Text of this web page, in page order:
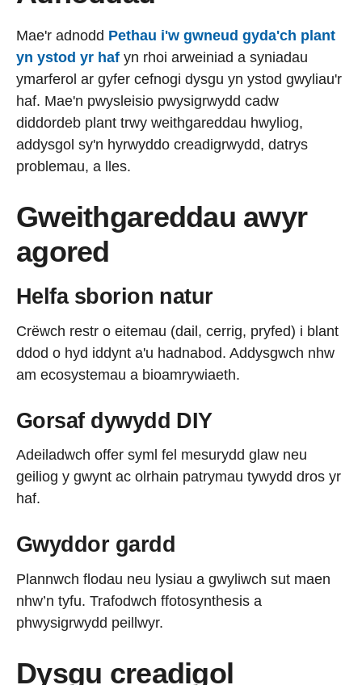
Mae'r adnodd Pethau i'w gwneud gyda'ch plant
yn ystod yr haf yn rhoi arweiniad a syniadau
ymarferol ar gyfer cefnogi dysgu yn ystod gwyliau'r
haf. Mae'n pwysleisio pwysigrwydd cadw
diddordeb plant trwy weithgareddau hwyliog,
addysgol sy'n hyrwyddo creadigrwydd, datrys
problemau, a lles.
Gweithgareddau awyr
agored
Helfa sborion natur
Crëwch restr o eitemau (dail, cerrig, pryfed) i blant
ddod o hyd iddynt a'u hadnabod. Addysgwch nhw
am ecosystemau a bioamrywiaeth.
Gorsaf dywydd DIY
Adeiladwch offer syml fel mesurydd glaw neu
geiliog y gwynt ac olrhain patrymau tywydd dros yr
haf.
Gwyddor gardd
Plannwch flodau neu lysiau a gwyliwch sut maen
nhw’n tyfu. Trafodwch ffotosynthesis a
phwysigrwydd peillwyr.
Dysgu creadigol